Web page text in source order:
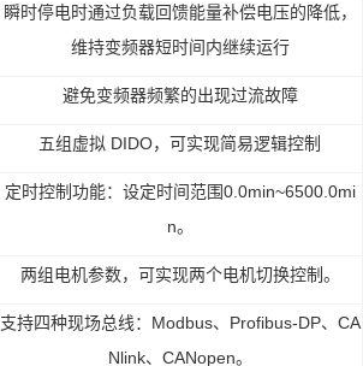
瞬时停电时通过负载回馈能量补偿电压的降低，
维持变频器短时间内继续运行
避免变频器频繁的出现过流故障
五组虚拟 DIDO，可实现简易逻辑控制
定时控制功能：设定时间范围0.0min~6500.0mi
n。
两组电机参数，可实现两个电机切换控制。
支持四种现场总线：Modbus、Profibus-DP、CA
Nlink、CANopen。